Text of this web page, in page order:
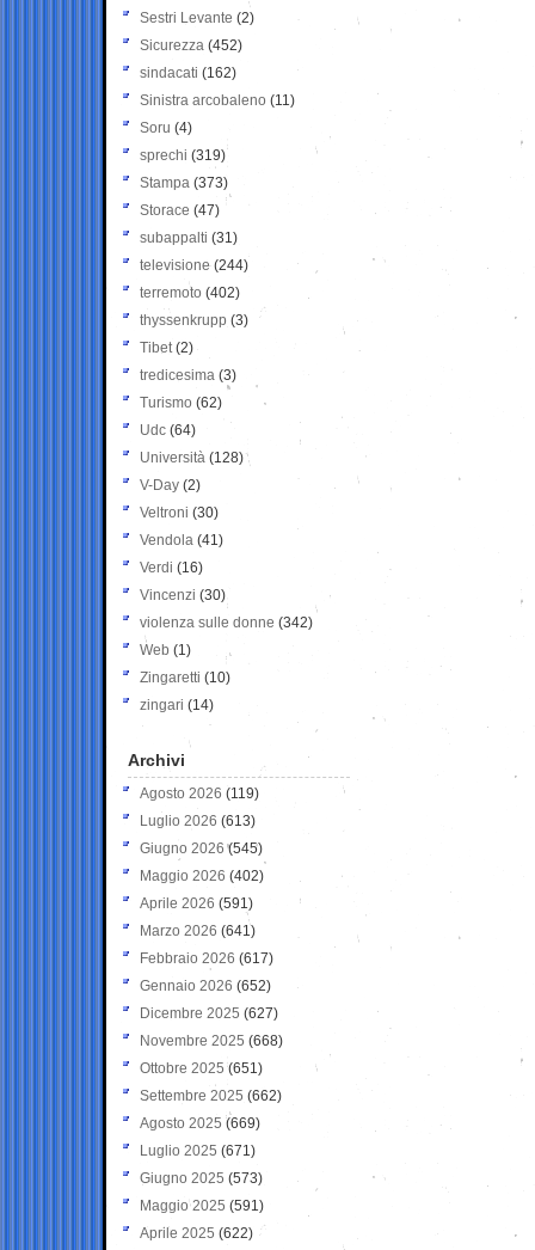
Sestri Levante (2)
Sicurezza (452)
sindacati (162)
Sinistra arcobaleno (11)
Soru (4)
sprechi (319)
Stampa (373)
Storace (47)
subappalti (31)
televisione(244)
terremoto (402)
thyssenkrupp (3)
Tibet(2)
tredicesima (3)
Turismo (62)
Udc (64)
Università (128)
V-Day (2)
Veltroni (30)
Vendola (41)
Verdi (16)
Vincenzi (30)
violenza sulle donne (342)
Web (1)
Zingaretti (10)
zingari (14)
Archivi
Agosto 2026 (119)
Luglio 2026 (613)
Giugno 2026 (545)
Maggio 2026 (402)
Aprile 2026 (591)
Marzo 2026 (641)
Febbraio 2026 (617)
Gennaio 2026 (652)
Dicembre 2025 (627)
Novembre 2025 (668)
Ottobre 2025 (651)
Settembre 2025 (662)
Agosto 2025 (669)
Luglio 2025 (671)
Giugno 2025 (573)
Maggio 2025 (591)
Aprile 2025 (622)